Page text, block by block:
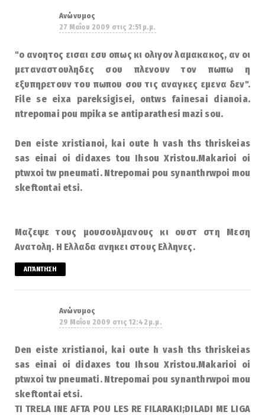
Ανώνυμος
27 Μαΐου 2009 στις 2:51 μ.μ.
"ο ανοητος εισαι εσυ οπως κι ολιγον λαμακακος, αν οι
μεταναστουληδες σου πλενουν τον πωπω η
εξυπηρετουν του πωπου σου τις αναγκες εμενα δεν".
File se eixa pareksigisei, ontws fainesai dianoia.
ntrepomai pou mpika se antiparathesi mazi sou.
Den eiste xristianoi, kai oute h vash ths thriskeias
sas einai oi didaxes tou Ihsou Xristou.Makarioi oi
ptwxoi tw pneumati. Ntrepomai pou synanthrwpoi mou
skeftontai etsi.
Μαζεψε τους μουσουλμανους κι ουστ στη Μεση
Ανατολη. Η Ελλαδα ανηκει στους Ελληνες.
ΑΠΆΝΤΗΣΗ
Ανώνυμος
29 Μαΐου 2009 στις 12:42 μ.μ.
Den eiste xristianoi, kai oute h vash ths thriskeias
sas einai oi didaxes tou Ihsou Xristou.Makarioi oi
ptwxoi tw pneumati. Ntrepomai pou synanthrwpoi mou
skeftontai etsi.
TI TRELA INE AFTA POU LES RE FILARAKI;DILADI ME LIGA